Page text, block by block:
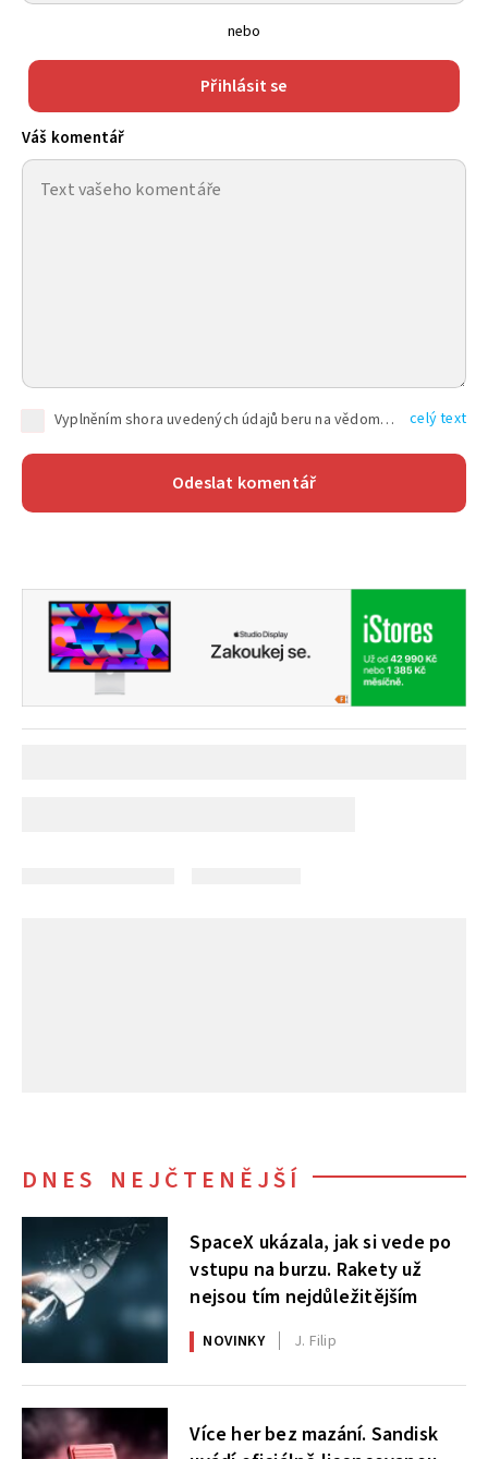
nebo
Přihlásit se
Váš komentář
Vyplněním shora uvedených údajů beru na vědomí, že společnost TEXT FACTORY s.r.o., sídlem Brno, Durďákova 336/29, Černá Pole, PSČ: 613 00, IČ: 06157831, zapsané u Krajského soudu v Brně, oddíl C, vložka 100399, bude zpracovávat mé osobní údaje uvedené v rámci mnou vyplněného registračního formuláře na základě oprávněných zájmů TEXT FACTORY s.r.o. dle čl. 6 odst. 1 písm. f) GDPR a pro splnění právních povinností (čl. 6 odst. 1 písm. c) GDPR), a to pro tyto účely: nezbytnost zajistit oprávnění návštěvníka webových stránek provozovaných společností TEXT FACTORY s.r.o. přispívat aktivně ke zveřejněným článkům nebo v rámci diskusních fór a výkon práv TEXT FACTORY s.r.o. jako administrátora těchto diskusních fór. Více informací o zpracování osobních údajů a právech lze nalézt v celý text
DNES NEJČTENĚJŠÍ
SpaceX ukázala, jak si vede po
vstupu na burzu. Rakety už
nejsou tím nejdůležitějším
NOVINKY J. Filip
Více her bez mazání. Sandisk